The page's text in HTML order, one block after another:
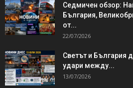
Седмичен обзор:
България,
от...
22/07/2026
Светът и България
удари между...
13/07/2026